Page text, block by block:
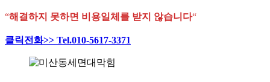
“해결하지 못하면 비용일체를 받지 않습니다“
클릭전화>> Tel.010-5617-3371